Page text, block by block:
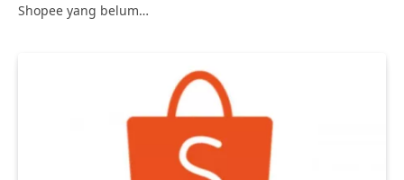
Shopee yang belum…